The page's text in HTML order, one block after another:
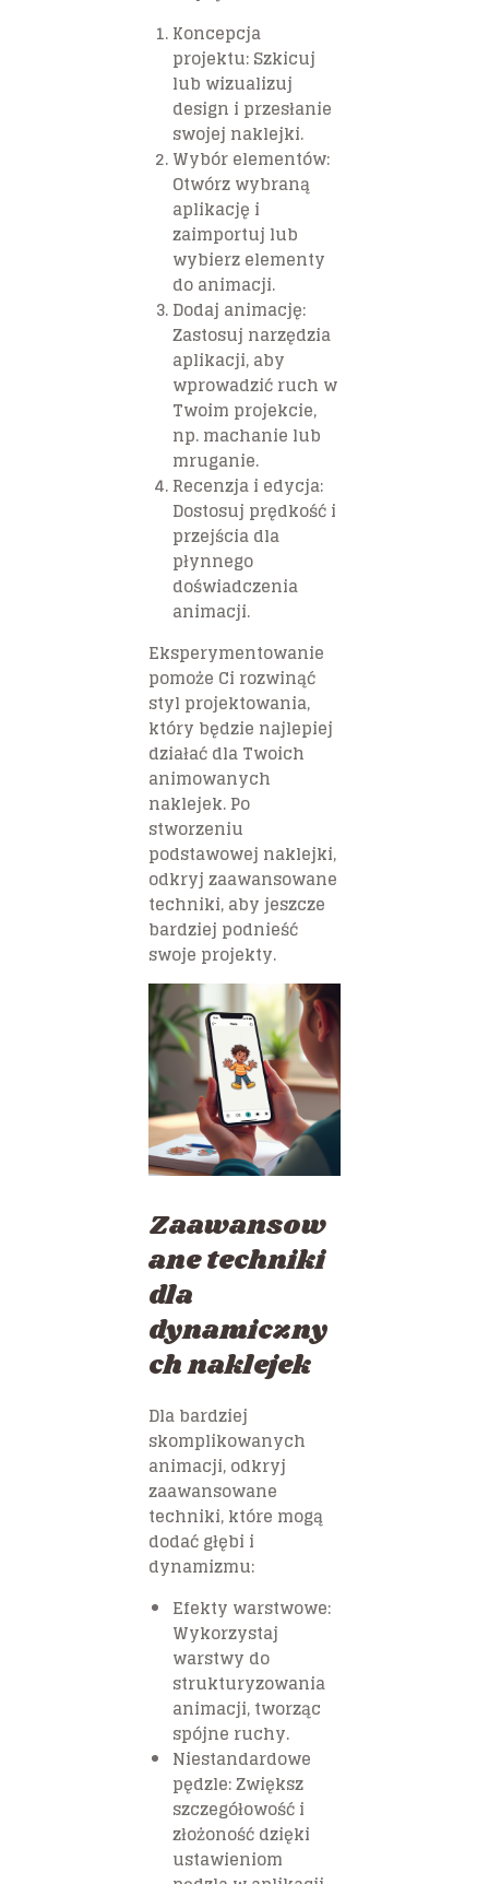
Koncepcja
projektu: Szkicuj
lub wizualizuj
design i przesłanie
swojej naklejki.
Wybór elementów:
Otwórz wybraną
aplikację i
zaimportuj lub
wybierz elementy
do animacji.
Dodaj animację:
Zastosuj narzędzia
aplikacji, aby
wprowadzić ruch w
Twoim projekcie,
np. machanie lub
mruganie.
Recenzja i edycja:
Dostosuj prędkość i
przejścia dla
płynnego
doświadczenia
animacji.
Eksperymentowanie
pomoże Ci rozwinąć
styl projektowania,
który będzie najlepiej
działać dla Twoich
animowanych
naklejek. Po
stworzeniu
podstawowej naklejki,
odkryj zaawansowane
techniki, aby jeszcze
bardziej podnieść
swoje projekty.
Zaawansow
ane techniki
dla
dynamiczny
ch naklejek
Dla bardziej
skomplikowanych
animacji, odkryj
zaawansowane
techniki, które mogą
dodać głębi i
dynamizmu:
Efekty warstwowe:
Wykorzystaj
warstwy do
strukturyzowania
animacji, tworząc
spójne ruchy.
Niestandardowe
pędzle: Zwiększ
szczegółowość i
złożoność dzięki
ustawieniom